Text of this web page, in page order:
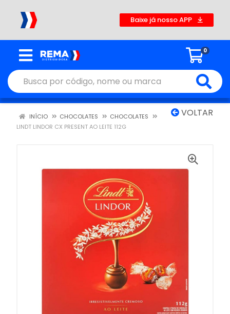
Baixe já nosso APP
0
VOLTAR
INÍCIO CHOCOLATES
CHOCOLATES
LINDT LINDOR CX PRESENT AO LEITE 112G